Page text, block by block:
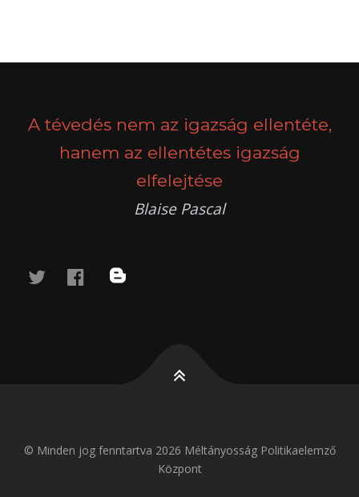
A tévedés nem az igazság ellentéte,
hanem az ellentétes igazság
elfelejtése
Blaise Pascal
twitterfacebook
blog
© Minden jog fenntartva 2026 Méltányosság Politikaelemző
Központ